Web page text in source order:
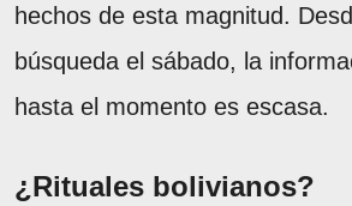
hechos de esta magnitud.
búsqueda el sábado, la
hasta el momento es escasa.
¿Rituales bolivianos?